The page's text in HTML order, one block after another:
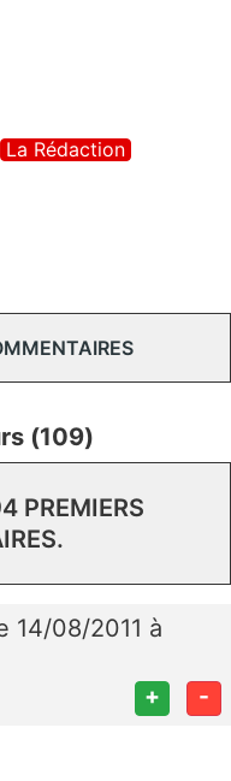
La Rédaction
(109)
PREMIERS
14/08/2011 à
+ -